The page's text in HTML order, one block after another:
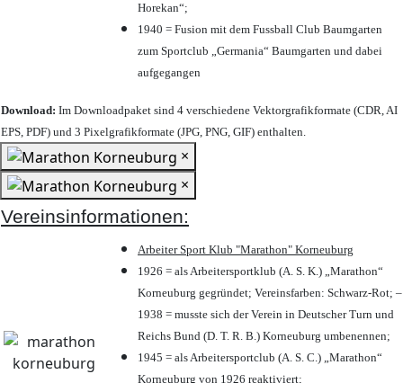
Horekan“;
1940 = Fusion mit dem Fussball Club Baumgarten
zum Sportclub „Germania“ Baumgarten und dabei
aufgegangen
Download: Im Downloadpaket sind 4 verschiedene Vektorgrafikformate (CDR, AI
EPS, PDF) und 3 Pixelgrafikformate (JPG, PNG, GIF) enthalten.
×
×
Vereinsinformationen:
Arbeiter Sport Klub "Marathon" Korneuburg
1926 = als Arbeitersportklub (A. S. K.) „Marathon“
Korneuburg gegründet; Vereinsfarben: Schwarz-Rot; –
1938 = musste sich der Verein in Deutscher Turn und
Reichs Bund (D. T. R. B.) Korneuburg umbenennen;
1945 = als Arbeitersportclub (A. S. C.) „Marathon“
Korneuburg von 1926 reaktiviert;